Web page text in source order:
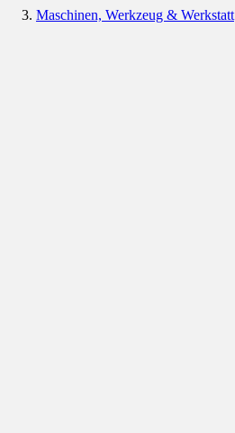
Maschinen, Werkzeug & Werkstatt